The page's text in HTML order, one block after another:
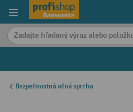
content
Bezpečnostná očná sprcha